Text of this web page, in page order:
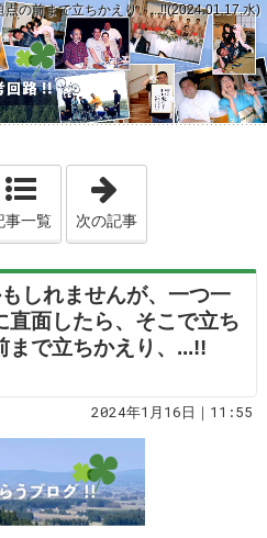
の前まで立ちかえり、...!!(2024.01.17.水)
第3043回 実際にはいませんが、今の
事一覧 次の記事
しれませんが、一つ一
直面したら、そこで立ち
まで立ちかえり、...!!
2024年1月16日｜11:55